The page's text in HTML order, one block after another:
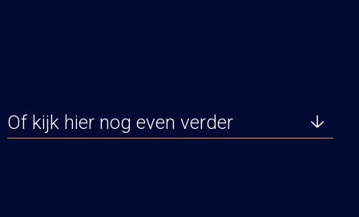
Of kijk hier nog even verder